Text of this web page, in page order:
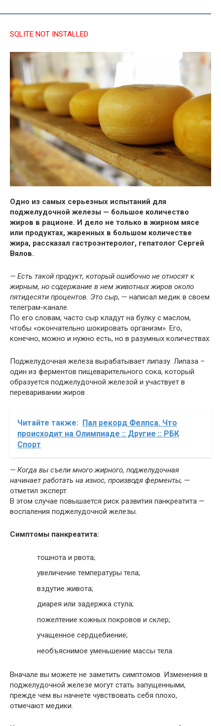
SQLITE NOT INSTALLED
Одно из самых серьезных испытаний для
поджелудочной железы — большое количество
жиров в рационе. И дело не только в жирном мясе
или продуктах, жаренных в большом количестве
жира, рассказал гастроэнтеролог, гепатолог Сергей
Вялов.
— Есть такой продукт, который ошибочно не относят к
жирным, но содержание в нем животных жиров около
пятидесяти процентов. Это сыр, — написал медик в своем
телеграм-канале.
По его словам, часто сыр кладут на булку с маслом,
чтобы «окончательно шокировать организм». Его,
конечно, можно и нужно есть, но в разумных количествах.
Поджелудочная железа вырабатывает липазу. Липаза –
один из ферментов пищеварительного сока, который
образуется поджелудочной железой и участвует в
переваривании жиров
Читайте также: Пал рекорд Фелпса. Что
происходит на Олимпиаде :: Другие :: РБК
Спорт
— Когда вы съели много жирного, поджелудочная
начинает работать на износ, производя ферменты, —
отметил эксперт.
В этом случае повышается риск развития панкреатита —
воспаления поджелудочной железы.
Симптомы панкреатита:
тошнота и рвота;
увеличение температуры тела;
вздутие живота;
диарея или задержка стула;
пожелтение кожных покровов и склер;
учащенное сердцебиение;
необъяснимое уменьшение массы тела.
Вначале вы можете не заметить симптомов. Изменения в
поджелудочной железе могут стать запущенными,
прежде чем вы начнете чувствовать себя плохо,
отмечают медики.